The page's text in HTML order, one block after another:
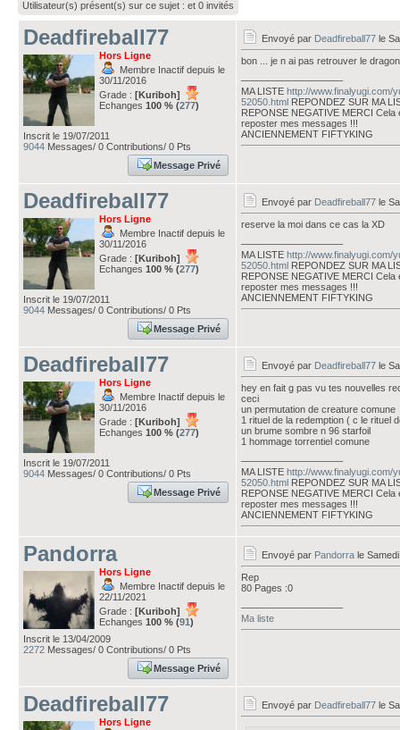
Utilisateur(s) présent(s) sur ce sujet : et 0 invités
Deadfireball77
Hors Ligne
Membre Inactif depuis le
30/11/2016
Grade : [Kuriboh]
Echanges 100 % (277)
Inscrit le 19/07/2011
9044 Messages/ 0 Contributions/ 0 Pts
Message Privé
Envoyé par Deadfireball77 le
bon ... je n ai pas retrouver le
MA LISTE http://www.finalyugi.com/
52050.html REPONDEZ SUR MA
REPONSE NEGATIVE MERCI
reposter mes messages !!!
ANCIENNEMENT FIFTYKING
Deadfireball77
Hors Ligne
Membre Inactif depuis le
30/11/2016
Grade : [Kuriboh]
Echanges 100 % (277)
Inscrit le 19/07/2011
9044 Messages/ 0 Contributions/ 0 Pts
Message Privé
Envoyé par Deadfireball77 le
reserve la moi dans ce cas la XD
MA LISTE http://www.finalyugi.com/
52050.html REPONDEZ SUR MA
REPONSE NEGATIVE MERCI
reposter mes messages !!!
ANCIENNEMENT FIFTYKING
Deadfireball77
Hors Ligne
Membre Inactif depuis le
30/11/2016
Grade : [Kuriboh]
Echanges 100 % (277)
Inscrit le 19/07/2011
9044 Messages/ 0 Contributions/ 0 Pts
Message Privé
Envoyé par Deadfireball77 le
hey en fait g pas vu tes nouvelles
ceci
un permutation de creature comune
1 rituel de la redemption ( c le rituel
un brume sombre n 96 starfoil
1 hommage torrentiel comune
MA LISTE http://www.finalyugi.com/
52050.html REPONDEZ SUR MA
REPONSE NEGATIVE MERCI
reposter mes messages !!!
ANCIENNEMENT FIFTYKING
Pandorra
Hors Ligne
Membre Inactif depuis le
22/11/2021
Grade : [Kuriboh]
Echanges 100 % (91)
Inscrit le 13/04/2009
2272 Messages/ 0 Contributions/ 0 Pts
Message Privé
Envoyé par Pandorra le
Rep
80 Pages :0
Ma liste
Deadfireball77
Hors Ligne
Envoyé par Deadfireball77 le